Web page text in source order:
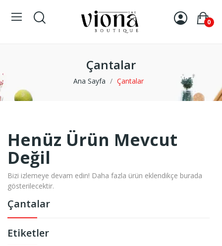
0
Çantalar
Ana Sayfa Çantalar
Çantalar
Etiketler
Henüz Ürün Mevcut
Değil
Bizi izlemeye devam edin! Daha fazla ürün eklendikçe burada
gösterilecektir.